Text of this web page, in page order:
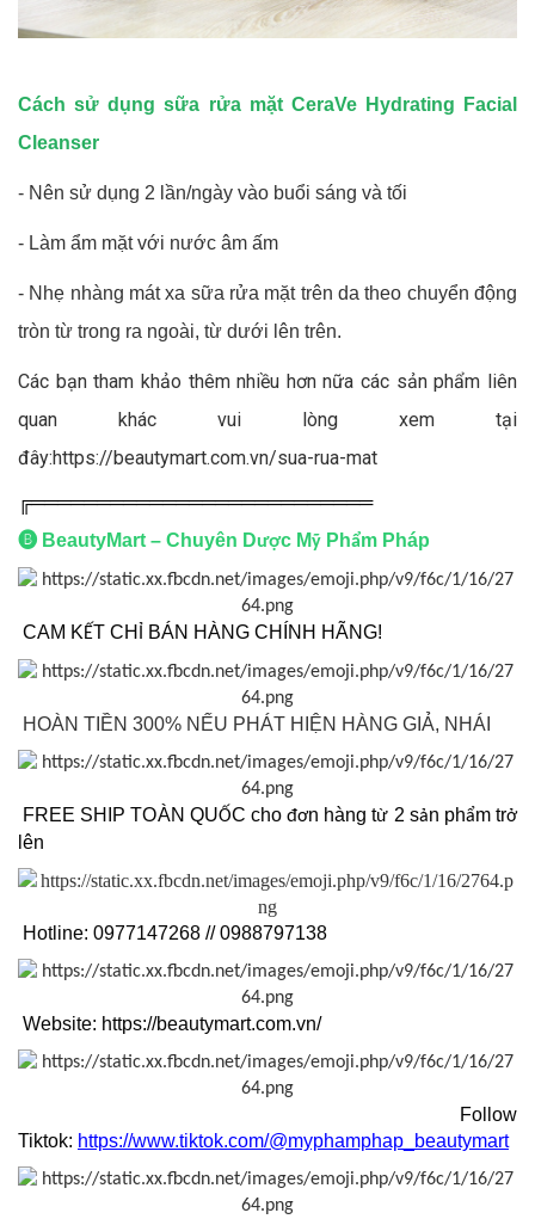
Cách sử dụng sữa rửa mặt CeraVe Hydrating Facial
Cleanser
- Nên sử dụng 2 lần/ngày vào buổi sáng và tối
- Làm ẩm mặt với nước âm ấm
- Nhẹ nhàng mát xa sữa rửa mặt trên da theo chuyển động
tròn từ trong ra ngoài, từ dưới lên trên.
Các bạn tham khảo thêm nhiều hơn nữa các sản phẩm liên
quan khác vui lòng xem tại
đây:https://beautymart.com.vn/sua-rua-mat
╔══════════════════════════
🅑 BeautyMart – Chuyên Dược Mỹ Phẩm Pháp
CAM KẾT CH Ỉ BÁN HÀNG CHÍNH HÃNG!
HOÀN TIỀN 300% NẾU PHÁT HIỆN HÀNG GIẢ, NHÁI
FREE SHIP TOÀN QUỐC chođơn hàng từ 2 sản phẩm trở
lên
Hotline: 0977147268 // 0988797138
Website: https://beautymart.com.vn/
Follow
Tiktok: https://www.tiktok.com/@myphamphap_beautymart